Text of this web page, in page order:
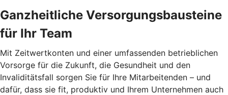
Ganzheitliche Versorgungsbausteine
für Ihr Team
Mit Zeitwertkonten und einer umfassenden betrieblichen
Vorsorge für die Zukunft, die Gesundheit und den
Invaliditätsfall sorgen Sie für Ihre Mitarbeitenden – und
dafür, dass sie fit, produktiv und Ihrem Unternehmen auch